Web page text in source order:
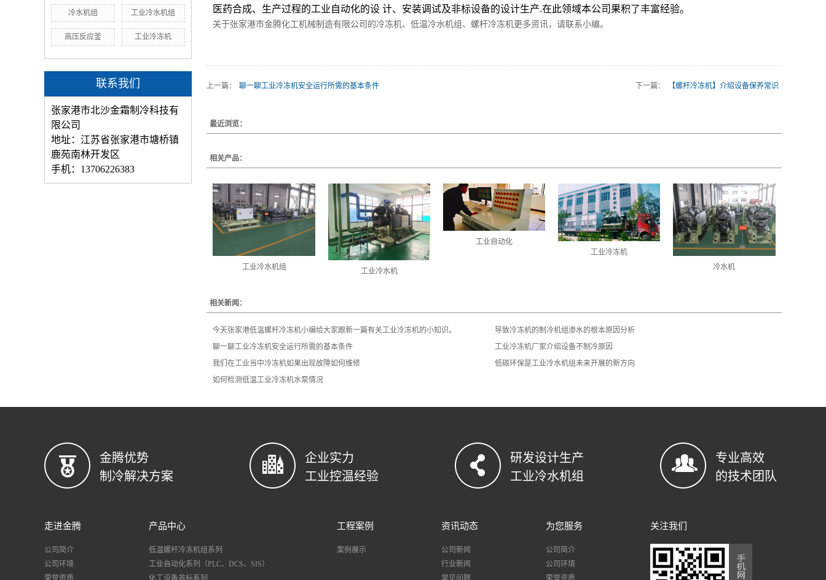
冷水机组 工业冷水机组
高压反应釜 工业冷冻机
联系我们
张家港市北沙金霜制冷科技有
限公司
地址：江苏省张家港市塘桥镇
鹿苑南林开发区
手机：13706226383
医药合成、生产过程的工业自动化的设 计、安装调试及非标设备的设计生产.在此领域本公司果积了丰富经验。
关于张家港市金腾化工机械制造有限公司的冷冻机、低温冷水机组、螺杆冷冻机更多资讯，请联系小编。
上一篇： 聊一聊工业冷冻机安全运行所需的基本条件 下一篇： 【螺杆冷冻机】介绍设备保养常识
最近浏览：
相关产品：
工业冷水机组
工业冷水机
工业自动化
工业冷冻机
冷水机
相关新闻：
今天张家港低温螺杆冷冻机小编给大家跟新一篇有关工业冷冻机的小知识。
导致冷冻机的制冷机组渗水的根本原因分析
聊一聊工业冷冻机安全运行所需的基本条件
工业冷冻机厂家介绍设备不制冷原因
我们在工业当中冷冻机如果出现故障如何维修
低碳环保是工业冷水机组未来开展的新方向
如何检测低温工业冷冻机水泵情况
金腾优势
制冷解决方案
企业实力
工业控温经验
研发设计生产
工业冷水机组
专业高效
的技术团队
走进金腾
公司简介
公司环境
荣誉资质
产品中心
低温螺杆冷冻机组系列
工业自动化系列（PLC、DCS、SIS）
化工设备非标系列
工程案例
案例展示
资讯动态
公司新闻
行业新闻
常见问题
为您服务
公司简介
公司环境
荣誉资质
关注我们